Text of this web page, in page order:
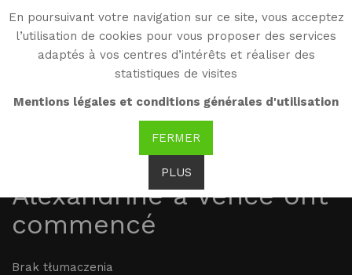
En poursuivant votre navigation sur ce site, vous acceptez
l’utilisation de cookies pour vous proposer des services
adaptés à vos centres d’intérêts et réaliser des
statistiques de visites
Mentions légales et conditions générales d'utilisation
FERMER
PLUS
WG
Witold Gombrowicz
10.04.2017 Nice-Matin :
Les travaux de la
rénovation de la Villa
Alexandrine à Vence ont
commencé
Brak tłumaczenia